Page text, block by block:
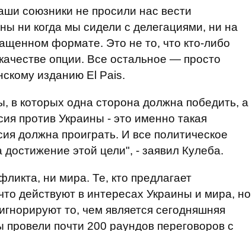
союзники не просили нас вести
ни когда мы сидели с делегациями, ни на
формате. Это не то, что кто-либо
опции. Все остальное — просто
изданию El Pais.
в которых одна сторона должна победить, а
против Украины - это именно такая
должна проиграть. И все политическое
этой цели", - заявил Кулеба.
ни мира. Те, кто предлагает
действуют в интересах Украины и мира, но
то, чем является сегодняшняя
почти 200 раундов переговоров с